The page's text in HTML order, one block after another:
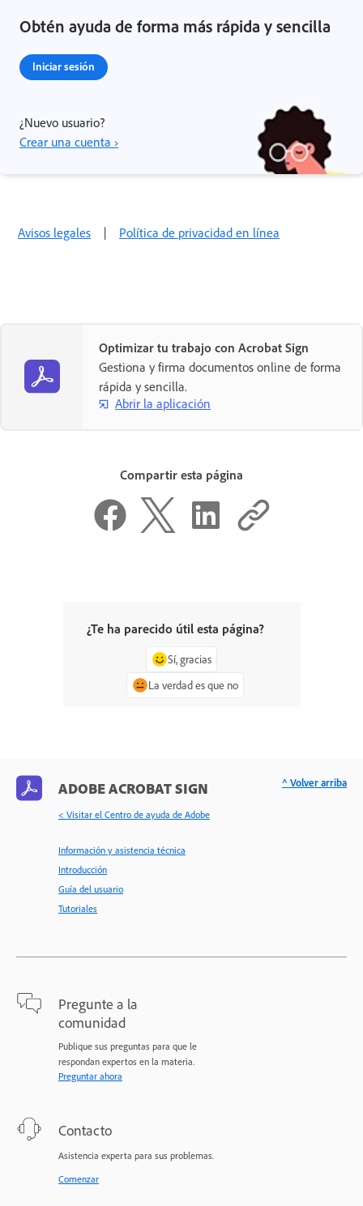
Obtén ayuda de forma más rápida y sencilla
Iniciar sesión
¿Nuevo usuario?
Crear una cuenta ›
Avisos legales | Política de privacidad en línea
Optimizar tu trabajo con Acrobat Sign
Gestiona y firma documentos online de forma
rápida y sencilla.
Abrir la aplicación
Compartir esta página
¿Te ha parecido útil esta página?
Sí, gracias
La verdad es que no
ADOBE ACROBAT SIGN
< Visitar el Centro de ayuda de Adobe
Información y asistencia técnica
Introducción
Guía del usuario
Tutoriales
Pregunte a la
comunidad
Publique sus preguntas para que le
respondan expertos en la materia.
Preguntar ahora
Contacto
Asistencia experta para sus problemas.
Comenzar
^ Volver arriba